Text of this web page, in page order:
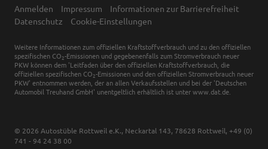
Anmelden Impressum
Informationen zur Barrierefreiheit
Datenschutz
Cookie-Einstellungen
Weitere Informationen zum offiziellen Kraftstoffverbrauch und zu den offiziellen
spezifischen CO 2-Emissionen und gegebenenfalls zum Stromverbrauch neuer
PKW können dem 'Leitfaden über den offiziellen Kraftstoffverbrauch, die
offiziellen spezifischen CO 2-Emissionen und den offiziellen Stromverbrauch neuer
PKW' entnommen werden, der an allen Verkaufsstellen und bei der 'Deutschen
Automobil Treuhand GmbH' unentgeltlich erhältlich ist unter www.dat.de.
© 2026 Autostüble Rottweil e.K., Neckartal 143, 78628 Rottweil, +49 (0)
741 - 94 24 38 00